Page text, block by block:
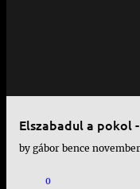
Elszabadul a pokol
by gábor bence
0